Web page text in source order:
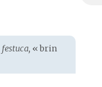
festuca, « brin